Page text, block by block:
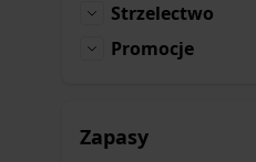
Strzelectwo
Strzelectwo
Promocje
Promocje
Zapasy